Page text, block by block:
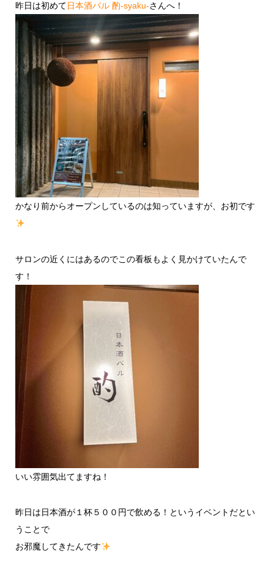
昨日は初めて日本酒バル 酌-syaku-さんへ！
かなり前からオープンしているのは知っていますが、お初です
サロンの近くにはあるのでこの看板もよく見かけていたんで
す！
いい雰囲気出てますね！
昨日は日本酒が１杯５００円で飲める！というイベントだとい
うことで
お邪魔してきたんです